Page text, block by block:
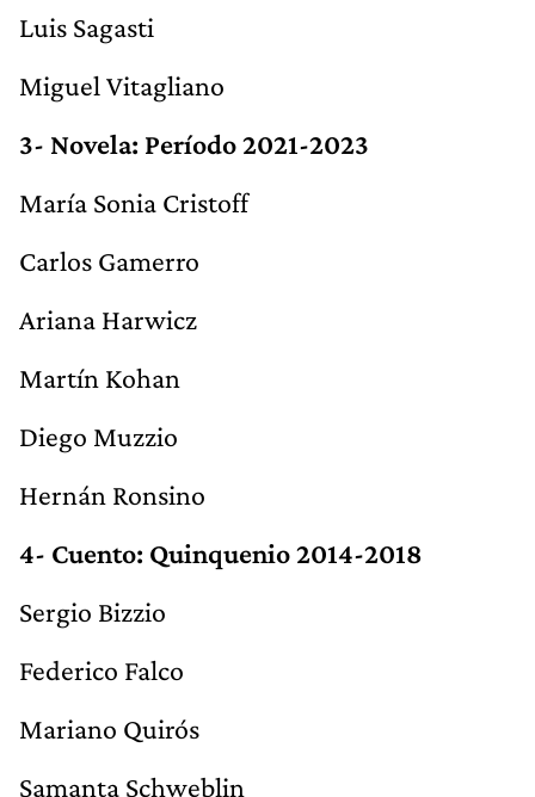
Luis Sagasti
Miguel Vitagliano
3- Novela: Período 2021-2023
María Sonia Cristoff
Carlos Gamerro
Ariana Harwicz
Martín Kohan
Diego Muzzio
Hernán Ronsino
4- Cuento: Quinquenio 2014-2018
Sergio Bizzio
Federico Falco
Mariano Quirós
Samanta Schweblin